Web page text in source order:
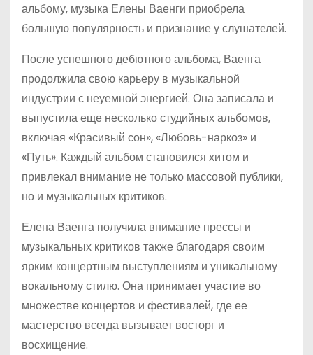
альбому, музыка Елены Ваенги приобрела
большую популярность и признание у слушателей.
После успешного дебютного альбома, Ваенга
продолжила свою карьеру в музыкальной
индустрии с неуемной энергией. Она записала и
выпустила еще несколько студийных альбомов,
включая «Красивый сон», «Любовь-наркоз» и
«Путь». Каждый альбом становился хитом и
привлекал внимание не только массовой публики,
но и музыкальных критиков.
Елена Ваенга получила внимание прессы и
музыкальных критиков также благодаря своим
ярким концертным выступлениям и уникальному
вокальному стилю. Она принимает участие во
множестве концертов и фестивалей, где ее
мастерство всегда вызывает восторг и
восхищение.